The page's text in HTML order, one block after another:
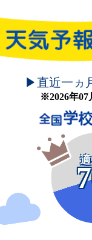
頑張れ！学校のお天気
▶直近一ヵ
※2026年07